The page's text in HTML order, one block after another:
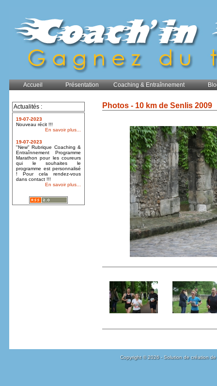
Accueil Présentation Coaching & Entraînnement
Actualités :
19-07-2023
Nouveau récit !!!
En savoir plus...
19-07-2023
"New" Rubrique Coaching &
Entraînnement Programme
Marathon pour les coureurs
qui le souhaites le
programme est personnalisé
! Pour cela rendez-vous
dans contact !!!
En savoir plus...
Photos - 10 km de Senlis 2009
Copyright © 2026 - Solution de création